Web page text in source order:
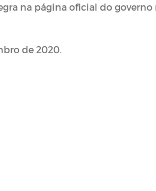
na página oficial do governo
de 2020.